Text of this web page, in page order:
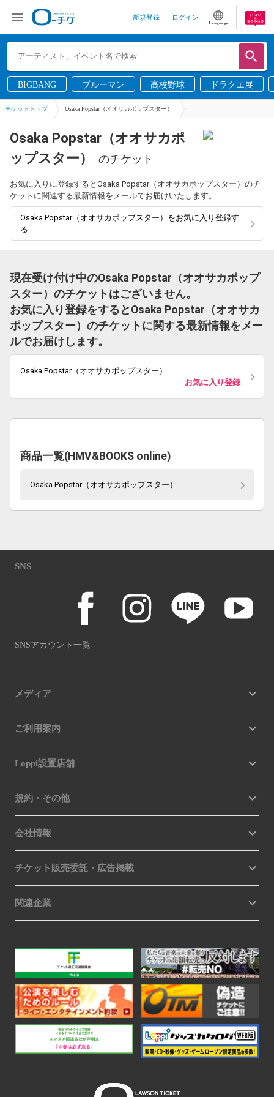
新規登録 ログイン
Language
BIGBANG ブルーマン 高校野球 ドラクエ展
チケットトップ Osaka Popstar（オオサカポップスター）
Osaka Popstar（オオサカポ
ップスター）
のチケット
お気に入りに登録するとOsaka Popstar（オオサカポップスター）のチ
ケットに関連する最新情報をメールでお届けいたします。
Osaka Popstar（オオサカポップスター）をお気に入り登録す
る
現在受け付け中のOsaka Popstar（オオサカポップ
スター）のチケットはございません。
お気に入り登録をするとOsaka Popstar（オオサカ
ポップスター）のチケットに関する最新情報をメー
ルでお届けします。
Osaka Popstar（オオサカポップスター）
お気に入り登録
商品一覧(HMV&BOOKS online)
Osaka Popstar（オオサカポップスター）
SNS
SNSアカウント一覧
メディア
ご利用案内
Loppi設置店舗
規約・その他
会社情報
チケット販売委託・広告掲載
関連企業